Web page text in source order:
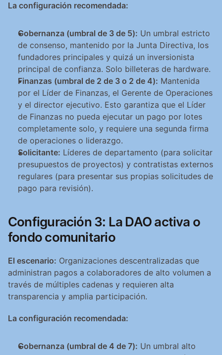
La configuración recomendada:
Gobernanza (umbral de 3 de 5): Un umbral estricto
de consenso, mantenido por la Junta Directiva, los
fundadores principales y quizá un inversionista
principal de confianza. Solo billeteras de hardware.
Finanzas (umbral de 2 de 3 o 2 de 4): Mantenida
por el Líder de Finanzas, el Gerente de Operaciones
y el director ejecutivo. Esto garantiza que el Líder
de Finanzas no pueda ejecutar un pago por lotes
completamente solo, y requiere una segunda firma
de operaciones o liderazgo.
Solicitante: Líderes de departamento (para solicitar
presupuestos de proyectos) y contratistas externos
regulares (para presentar sus propias solicitudes de
pago para revisión).
Configuración 3: La DAO activa o
fondo comunitario
El escenario: Organizaciones descentralizadas que
administran pagos a colaboradores de alto volumen a
través de múltiples cadenas y requieren alta
transparencia y amplia participación.
La configuración recomendada:
Gobernanza (umbral de 4 de 7): Un umbral alto